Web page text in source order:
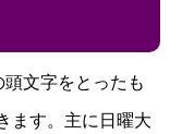
字をとったも
ます。主に日曜大